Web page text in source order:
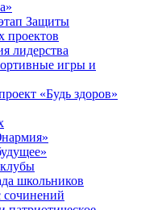
Защиты
проектов
лидерства
игры и
«Будь здоров»
школьников
сочинений